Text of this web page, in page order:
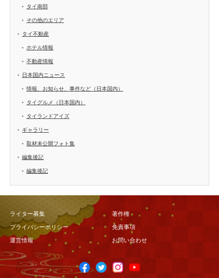
タイ南部
その他のエリア
タイ不動産
ホテル情報
不動産情報
日本国内ニュース
情報、お知らせ、事件など（日本国内）
タイグルメ（日本国内）
タイランドアイズ
ギャラリー
取材未公開フォト集
編集後記
編集後記
ライター募集
著作権
プライバシーポリシー
免責事項
運営情報
お問い合わせ